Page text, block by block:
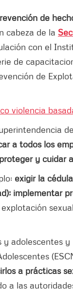
de
cabeza de la
con el
de
de
violencia
a todos los
y cuidar
exigir la
implementar
adolescentes
a prácticas
a las